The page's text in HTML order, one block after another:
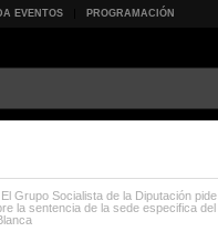
EVENTOS PROGRAMACIÓN
El Grupo Socialista de la Diputación pide
la sentencia de la sede especifica del